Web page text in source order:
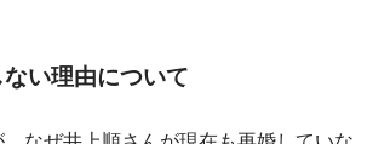
い理由について